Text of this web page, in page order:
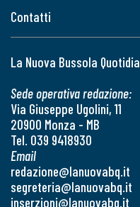
Contatti
La Nuova Bussola
Sede operativa redazione:
Via Giuseppe Ugolini, 11
20900 Monza - MB
Tel. 039 9418930
Email
redazione@lanuovabq.it
segreteria@lanuovabq.it
inserzioni@lanuovabq.it